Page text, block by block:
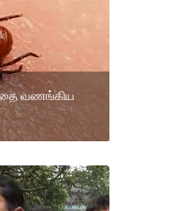
வணங்கிய